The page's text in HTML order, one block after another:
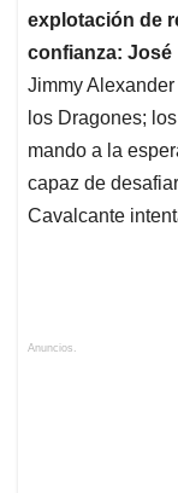
explotación de
confianza: José
Jimmy
los Dragones;
mando a la
capaz de
Cavalcante
Anuncios.